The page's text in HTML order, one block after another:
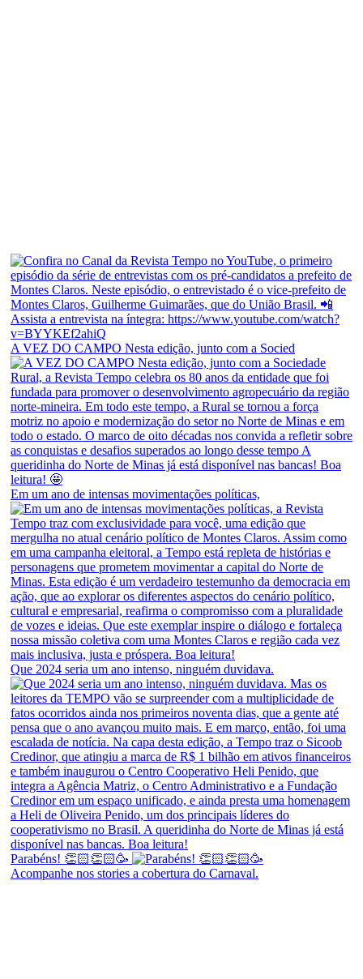
A VEZ DO CAMPO Nesta edição, junto com a Socied
Em um ano de intensas movimentações políticas,
Que 2024 seria um ano intenso, ninguém duvidava.
Parabéns! 👏🏻👏🏻🥳
Acompanhe nos stories a cobertura do Carnaval.